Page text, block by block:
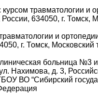
травматологии и
634050, г. Томск,
и
г. Томск, Московский
больница №3
Нахимова, д. 3,
ВО “Сибирский